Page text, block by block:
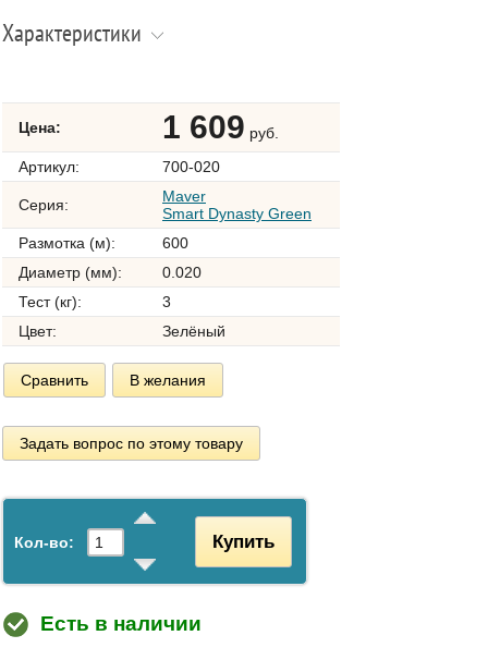
Характеристики
Цена: 1 609 руб.
Артикул:
700-020
Серия:
Maver
Smart Dynasty Green
Размотка (м):
600
Диаметр (мм):
0.020
Тест (кг):
3
Цвет:
Зелёный
Сравнить В желания
Задать вопрос по этому товару
Кол-во: Купить
Есть в наличии